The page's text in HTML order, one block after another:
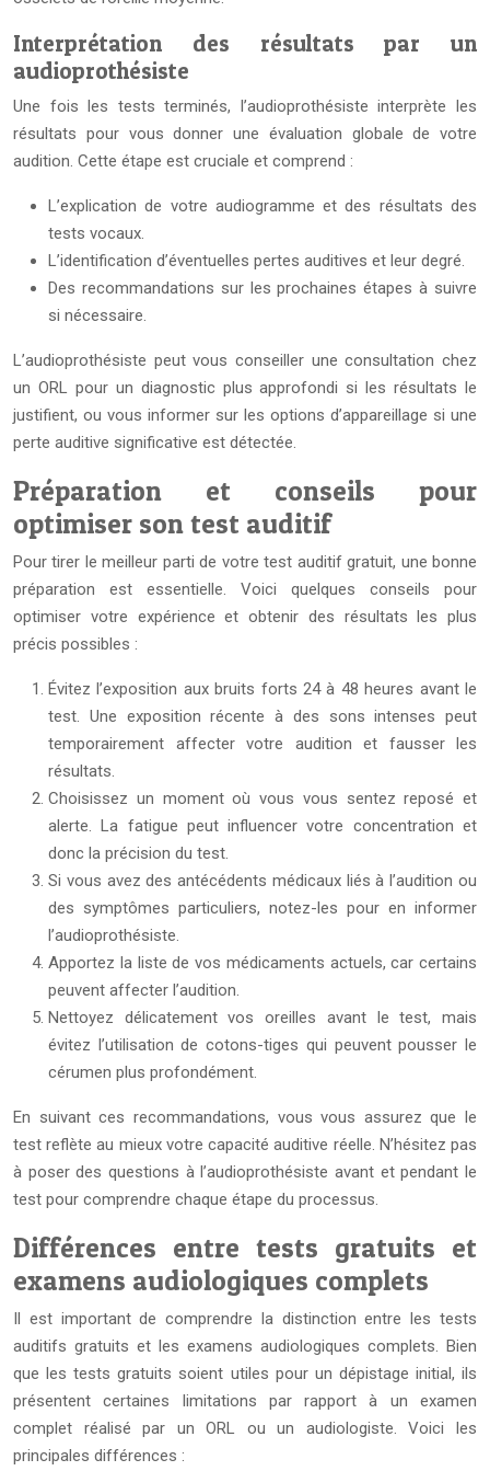
Interprétation des résultats par un
audioprothésiste
Une fois les tests terminés, l’audioprothésiste interprète les
résultats pour vous donner une évaluation globale de votre
audition. Cette étape est cruciale et comprend :
L’explication de votre audiogramme et des résultats des
tests vocaux.
L’identification d’éventuelles pertes auditives et leur degré.
Des recommandations sur les prochaines étapes à suivre
si nécessaire.
L’audioprothésiste peut vous conseiller une consultation chez
un ORL pour un diagnostic plus approfondi si les résultats le
justifient, ou vous informer sur les options d’appareillage si une
perte auditive significative est détectée.
Préparation et conseils pour
optimiser son test auditif
Pour tirer le meilleur parti de votre test auditif gratuit, une bonne
préparation est essentielle. Voici quelques conseils pour
optimiser votre expérience et obtenir des résultats les plus
précis possibles :
Évitez l’exposition aux bruits forts 24 à 48 heures avant le
test. Une exposition récente à des sons intenses peut
temporairement affecter votre audition et fausser les
résultats.
Choisissez un moment où vous vous sentez reposé et
alerte. La fatigue peut influencer votre concentration et
donc la précision du test.
Si vous avez des antécédents médicaux liés à l’audition ou
des symptômes particuliers, notez-les pour en informer
l’audioprothésiste.
Apportez la liste de vos médicaments actuels, car certains
peuvent affecter l’audition.
Nettoyez délicatement vos oreilles avant le test, mais
évitez l’utilisation de cotons-tiges qui peuvent pousser le
cérumen plus profondément.
En suivant ces recommandations, vous vous assurez que le
test reflète au mieux votre capacité auditive réelle. N’hésitez pas
à poser des questions à l’audioprothésiste avant et pendant le
test pour comprendre chaque étape du processus.
Différences entre tests gratuits et
examens audiologiques complets
Il est important de comprendre la distinction entre les tests
auditifs gratuits et les examens audiologiques complets. Bien
que les tests gratuits soient utiles pour un dépistage initial, ils
présentent certaines limitations par rapport à un examen
complet réalisé par un ORL ou un audiologiste. Voici les
principales différences :